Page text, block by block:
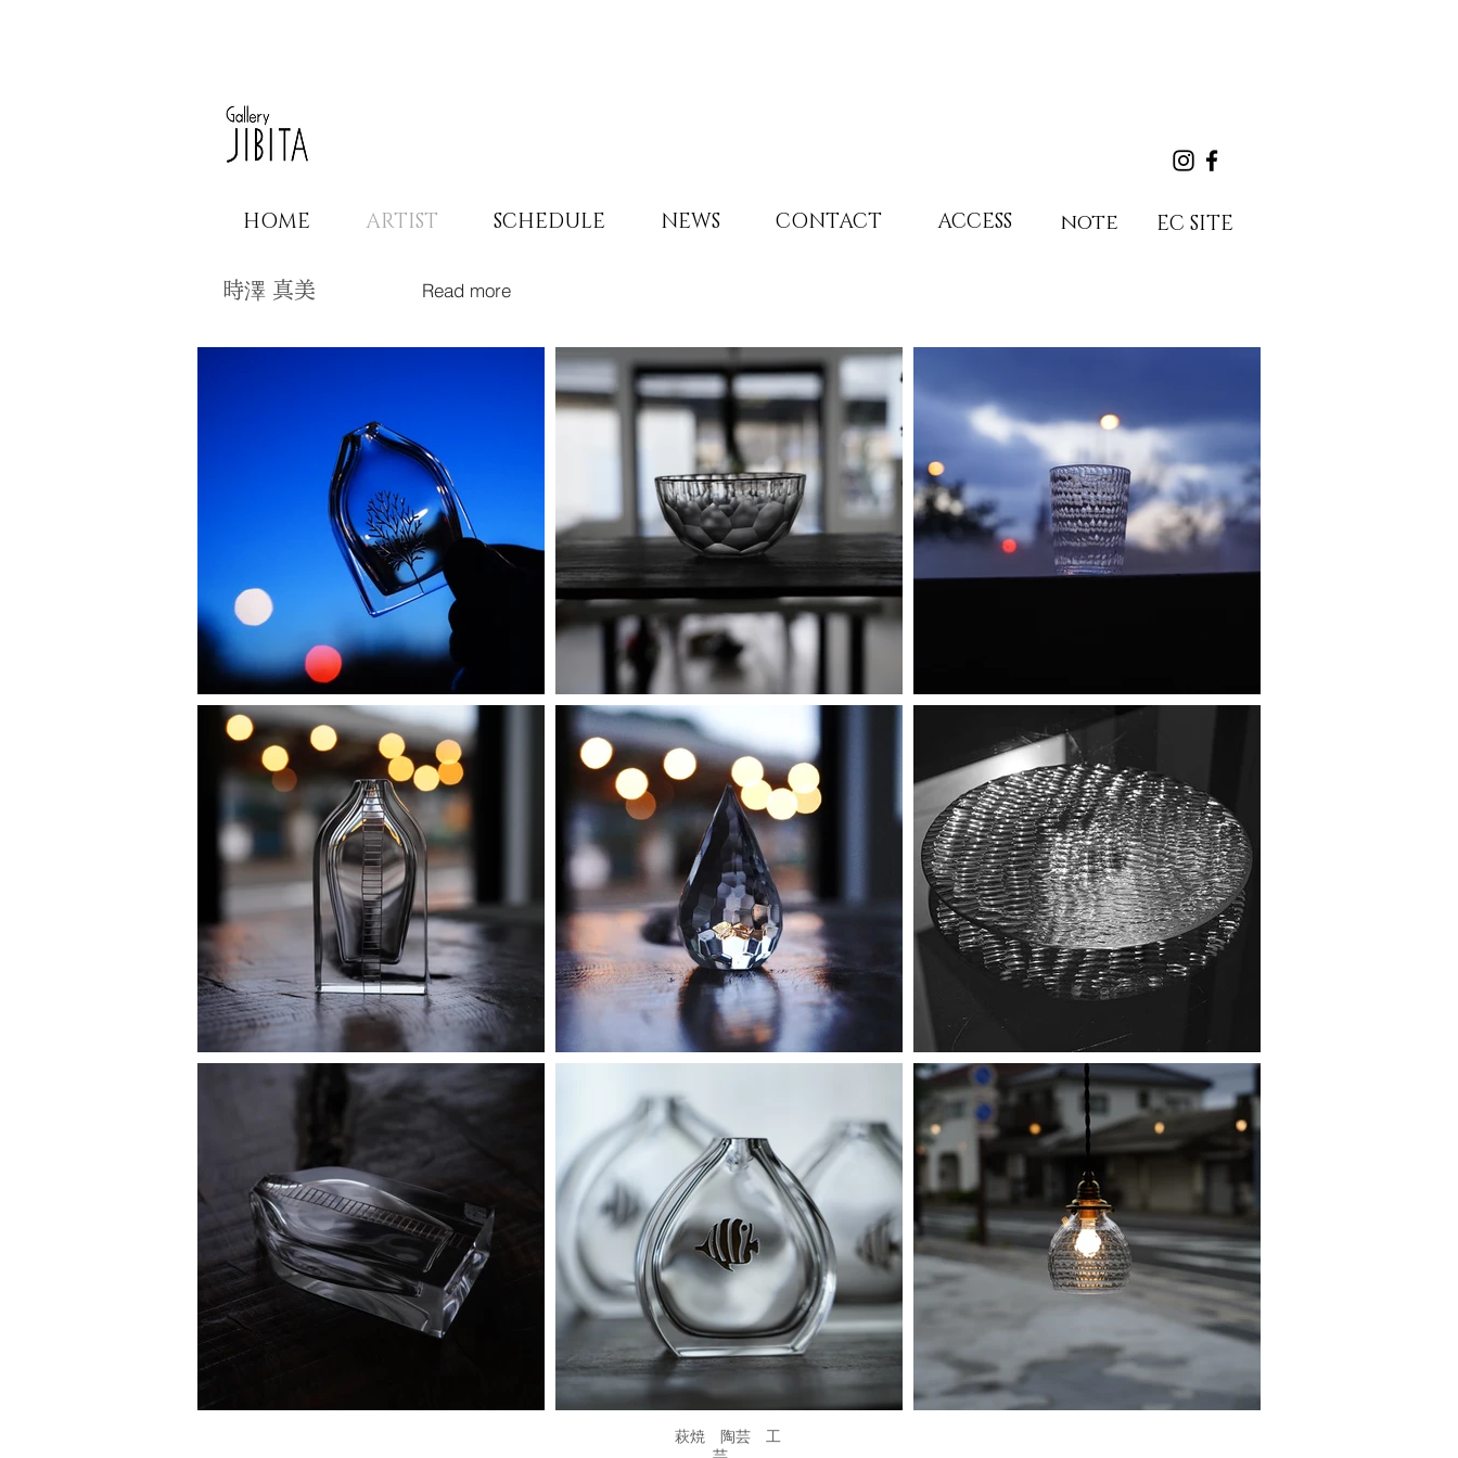
HOME ARTIST SCHEDULE NEWS CONTACT ACCESS note EC SITE
時澤 真美 Read more
​萩焼 陶芸 工